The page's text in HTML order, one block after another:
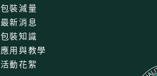
包裝減量
最新消息
包裝知識
應用與教學
活動花絮